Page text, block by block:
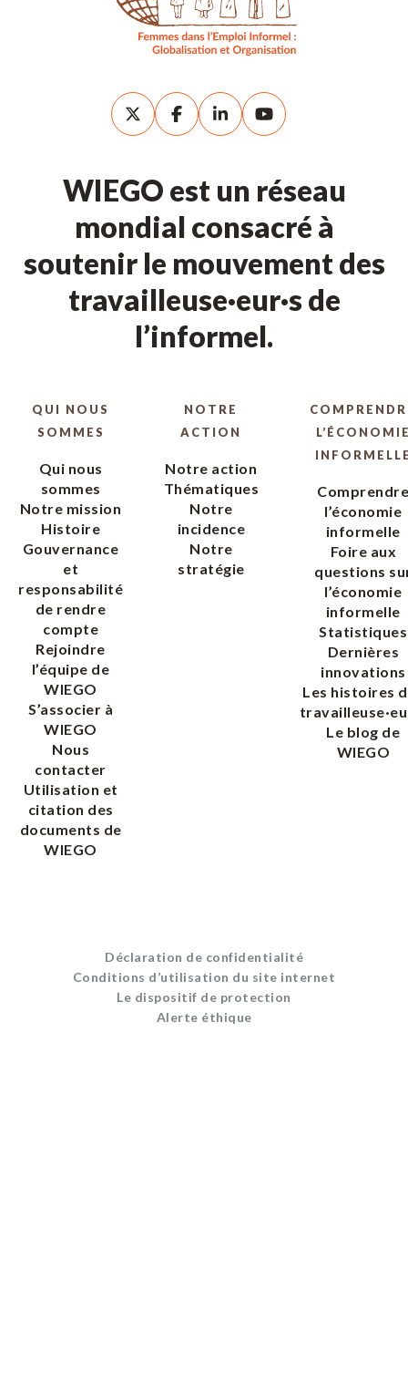
WIEGO est un réseau
mondial consacré à
soutenir le mouvement des
travailleuse·eur·s de
l’informel.
QUI NOUS
SOMMES
Qui nous
sommes
Notre mission
Histoire
Gouvernance
et
responsabilité
de rendre
compte
Rejoindre
l’équipe de
WIEGO
S’associer à
WIEGO
Nous
contacter
Utilisation et
citation des
documents de
WIEGO
NOTRE
ACTION
Notre action
Thématiques
Notre
incidence
Notre
stratégie
l’économie
informelle
Foire aux
questions
l’économie
informelle
Statistiques
Dernières
innovations
Les histoires
Le blog de
WIEGO
Déclaration de confidentialité
Conditions d’utilisation du site internet
Le dispositif de protection
Alerte éthique